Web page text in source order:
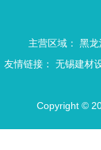
主营区域： 黑龙
友情链接： 无锡建材
Copyright ©